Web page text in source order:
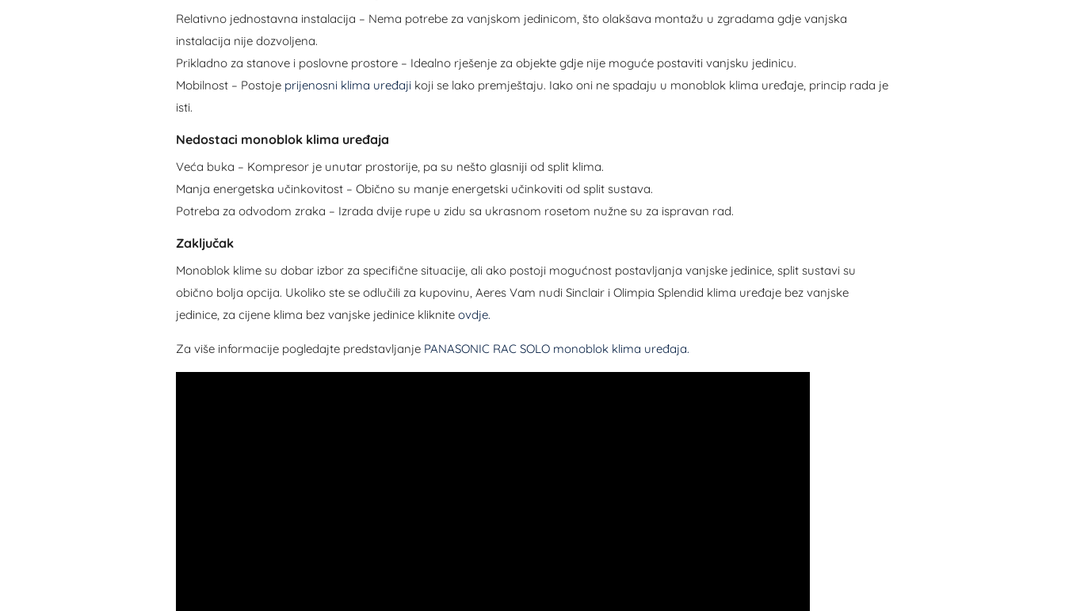
Relativno jednostavna instalacija – Nema potrebe za vanjskom jedinicom, što olakšava montažu u zgradama gdje vanjska
instalacija nije dozvoljena.
Prikladno za stanove i poslovne prostore – Idealno rješenje za objekte gdje nije moguće postaviti vanjsku jedinicu.
Mobilnost – Postoje prijenosni klima uređajikoji se lako premještaju. Iako oni ne spadaju u monoblok klima uređaje, princip rada je
isti.
Nedostaci monoblok klima uređaja
Veća buka – Kompresor je unutar prostorije, pa su nešto glasniji od split klima.
Manja energetska učinkovitost – Obično su manje energetski učinkoviti od split sustava.
Potreba za odvodom zraka – Izrada dvije rupe u zidu sa ukrasnom rosetom nužne su za ispravan rad.
Zaključak
Monoblok klime su dobar izbor za specifične situacije, ali ako postoji mogućnost postavljanja vanjske jedinice, split sustavi su
obično bolja opcija. Ukoliko ste se odlučili za kupovinu, Aeres Vam nudi Sinclair i Olimpia Splendid klima uređaje bez vanjske
jedinice, za cijene klima bez vanjske jedinice kliknite ovdje.
Za više informacije pogledajte predstavljanje PANASONIC RAC SOLO monoblok klima uređaja.